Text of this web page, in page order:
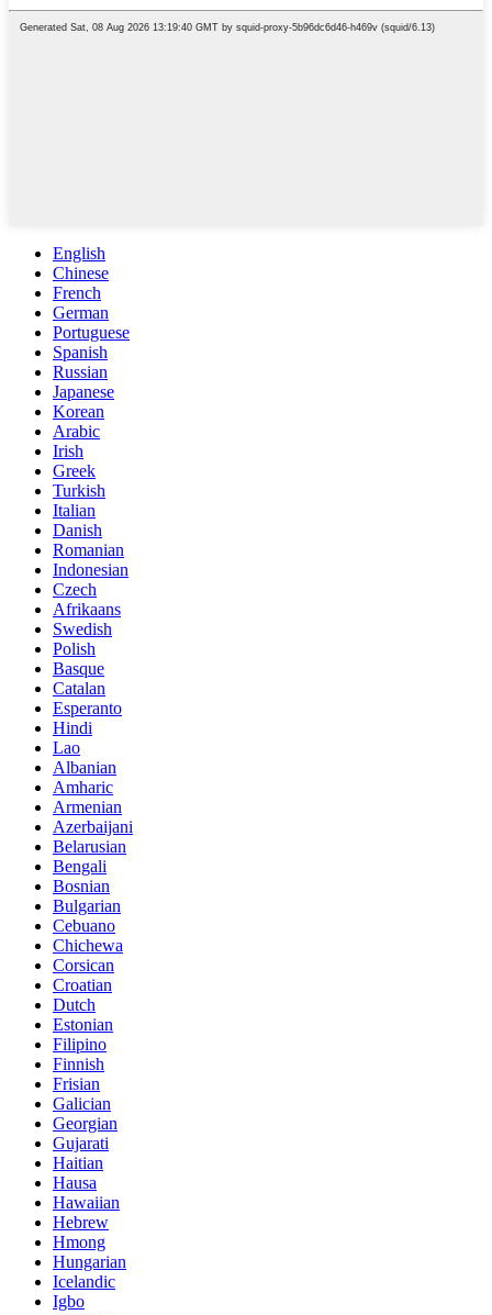
English
Chinese
French
German
Portuguese
Spanish
Russian
Japanese
Korean
Arabic
Irish
Greek
Turkish
Italian
Danish
Romanian
Indonesian
Czech
Afrikaans
Swedish
Polish
Basque
Catalan
Esperanto
Hindi
Lao
Albanian
Amharic
Armenian
Azerbaijani
Belarusian
Bengali
Bosnian
Bulgarian
Cebuano
Chichewa
Corsican
Croatian
Dutch
Estonian
Filipino
Finnish
Frisian
Galician
Georgian
Gujarati
Haitian
Hausa
Hawaiian
Hebrew
Hmong
Hungarian
Icelandic
Igbo